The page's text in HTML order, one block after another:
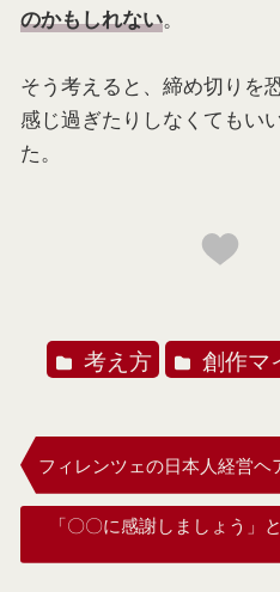
のかもしれない。
そう考えると、締め切りを
感じ過ぎたりしなくてもい
た。
考え方 創作マ
フィレンツェの日本人経営
「〇〇に感謝しましょう」